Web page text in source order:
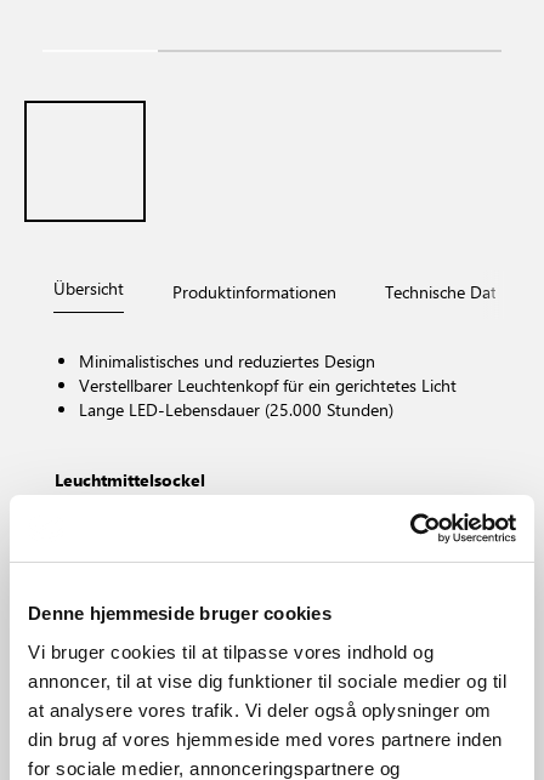
Denne hjemmeside bruger cookies
Vi bruger cookies til at tilpasse vores indhold og
annoncer, til at vise dig funktioner til sociale medier og til
at analysere vores trafik. Vi deler også oplysninger om
din brug af vores hjemmeside med vores partnere inden
for sociale medier, annonceringspartnere og
Übersicht Produktinformationen Technische Daten
Minimalistisches und reduziertes Design
Verstellbarer Leuchtenkopf für ein gerichtetes Licht
Lange LED-Lebensdauer (25.000 Stunden)
Leuchtmittelsockel
Ja, dimmbare Lichtquelle mit Knopf oder
Farbtemperatur (K)
Helligkeit des Lichts (Lumen)
320.0
IP-Grad
IP20